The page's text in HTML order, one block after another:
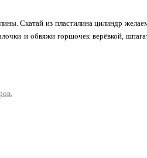
Скатай из пластилина цилиндр
и обвяжи горшочек верёвкой,